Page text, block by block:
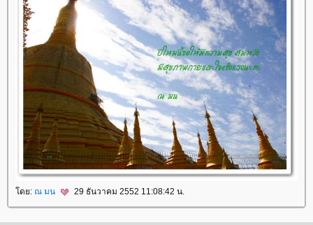
ดย: ณ มน 29 ธันวาคม 2552 11:08:42 น.